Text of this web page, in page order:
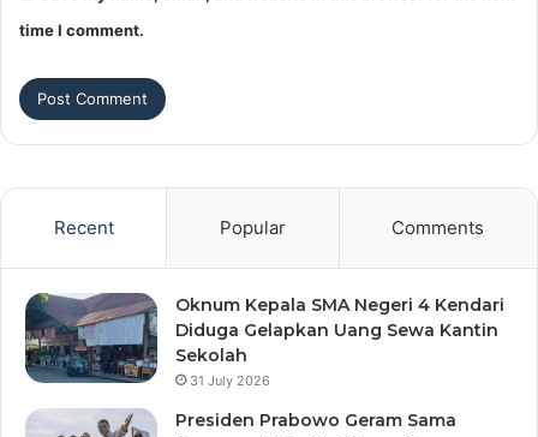
time I comment.
Recent Popular Comments
Oknum Kepala SMA Negeri 4 Kendari
Diduga Gelapkan Uang Sewa Kantin
Sekolah
31 July 2026
Presiden Prabowo Geram Sama